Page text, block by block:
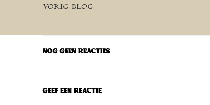
Bericht
navigatie
VORIG BLOG
Nog geen reacties
Geef een reactie